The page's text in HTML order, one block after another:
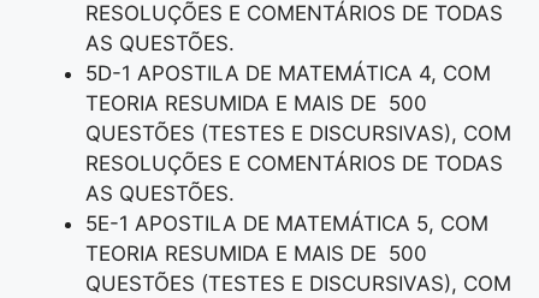
RESOLUÇÕES E COMENTÁRIOS DE TODAS
AS QUESTÕES.
5D-1 APOSTILA DE MATEMÁTICA 4, COM
TEORIA RESUMIDA E MAIS DE 500
QUESTÕES (TESTES E DISCURSIVAS), COM
RESOLUÇÕES E COMENTÁRIOS DE TODAS
AS QUESTÕES.
5E-1 APOSTILA DE MATEMÁTICA 5, COM
TEORIA RESUMIDA E MAIS DE 500
QUESTÕES (TESTES E DISCURSIVAS), COM